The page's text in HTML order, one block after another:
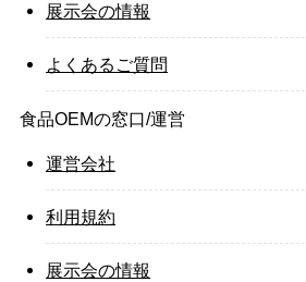
展示会の情報
よくあるご質問
食品OEMの窓口/運営
運営会社
利用規約
展示会の情報